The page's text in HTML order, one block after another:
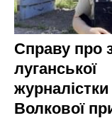
Справу про
луганської
журналістки
Волкової